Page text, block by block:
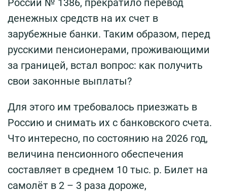
денежных средств на их счет в
зарубежные банки. Таким образом, перед
русскими пенсионерами, проживающими
за границей, встал вопрос: как получить
свои законные выплаты?
Для этого им требовалось приезжать в
Россию и снимать их с банковского счета.
Что интересно, по состоянию на 2026 год,
величина пенсионного обеспечения
составляет в среднем 10 тыс. р. Билет на
самолёт в 2 – 3 раза дороже,